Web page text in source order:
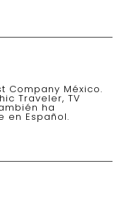
Company México.
Traveler, TV
ha
en Español.